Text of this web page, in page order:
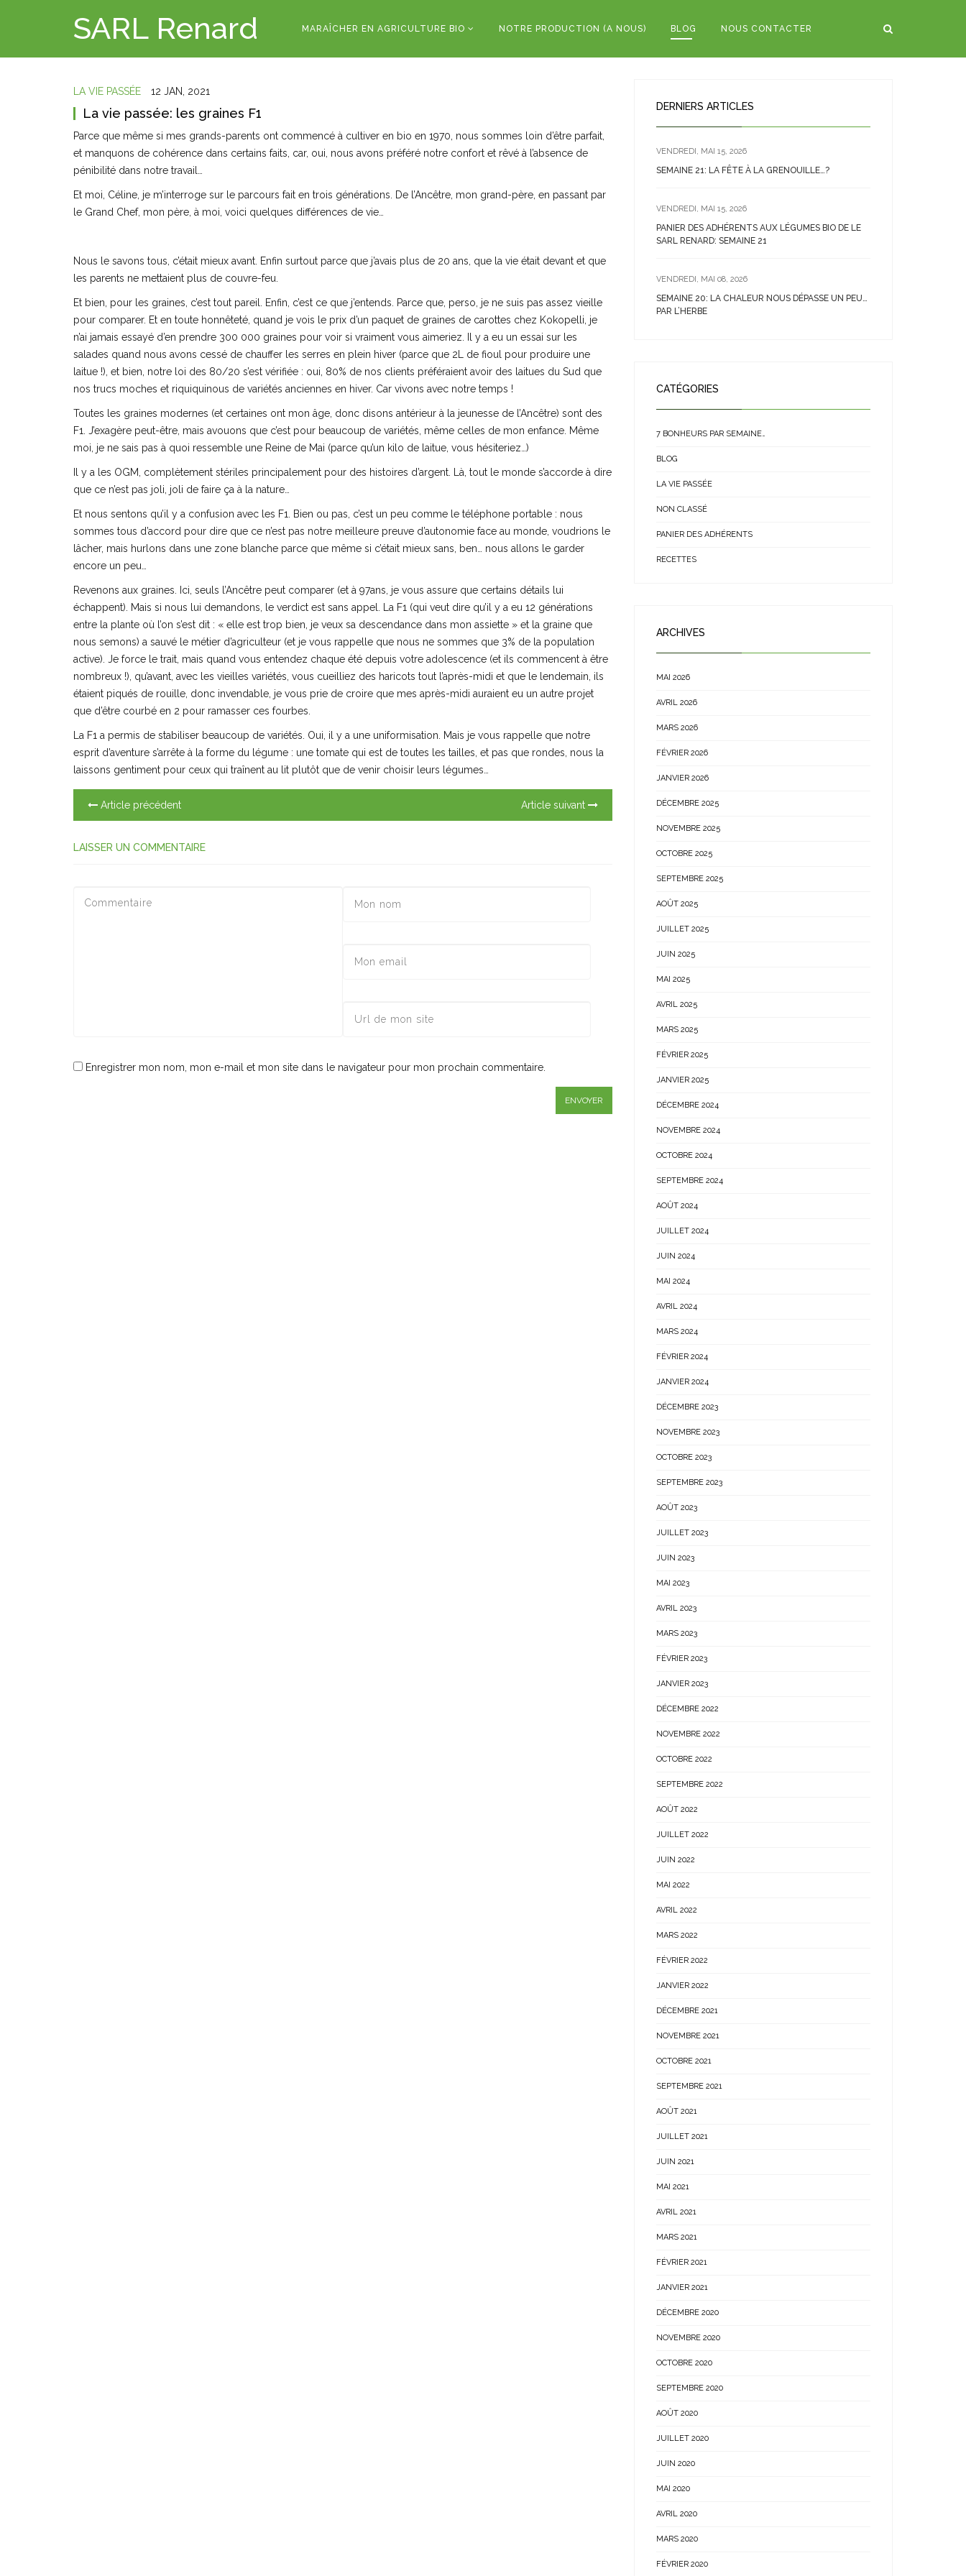
SARL Renard MARAÎCHER EN AGRICULTURE BIO NOTRE PRODUCTION (A NOUS) BLOG NOUS CONTACTER
LA VIE PASSÉE 12 JAN, 2021
La vie passée: les graines F1
Parce que même si mes grands-parents ont commencé à cultiver en bio en 1970, nous sommes loin d’être parfait,
et manquons de cohérence dans certains faits, car, oui, nous avons préféré notre confort et rêvé à l’absence de
pénibilité dans notre travail…
Et moi, Céline, je m’interroge sur le parcours fait en trois générations. De l’Ancêtre, mon grand-père, en passant par
le Grand Chef, mon père, à moi, voici quelques différences de vie…
Nous le savons tous, c’était mieux avant. Enfin surtout parce que j’avais plus de 20 ans, que la vie était devant et que
les parents ne mettaient plus de couvre-feu.
Et bien, pour les graines, c’est tout pareil. Enfin, c’est ce que j’entends. Parce que, perso, je ne suis pas assez vieille
pour comparer. Et en toute honnêteté, quand je vois le prix d’un paquet de graines de carottes chez Kokopelli, je
n’ai jamais essayé d’en prendre 300 000 graines pour voir si vraiment vous aimeriez. Il y a eu un essai sur les
salades quand nous avons cessé de chauffer les serres en plein hiver (parce que 2L de fioul pour produire une
laitue !), et bien, notre loi des 80/20 s’est vérifiée : oui, 80% de nos clients préféraient avoir des laitues du Sud que
nos trucs moches et riquiquinous de variétés anciennes en hiver. Car vivons avec notre temps !
Toutes les graines modernes (et certaines ont mon âge, donc disons antérieur à la jeunesse de l’Ancêtre) sont des
F1. J’exagère peut-être, mais avouons que c’est pour beaucoup de variétés, même celles de mon enfance. Même
moi, je ne sais pas à quoi ressemble une Reine de Mai (parce qu’un kilo de laitue, vous hésiteriez…)
Il y a les OGM, complètement stériles principalement pour des histoires d’argent. Là, tout le monde s’accorde à dire
que ce n’est pas joli, joli de faire ça à la nature…
Et nous sentons qu’il y a confusion avec les F1. Bien ou pas, c’est un peu comme le téléphone portable : nous
sommes tous d’accord pour dire que ce n’est pas notre meilleure preuve d’autonomie face au monde, voudrions le
lâcher, mais hurlons dans une zone blanche parce que même si c’était mieux sans, ben… nous allons le garder
encore un peu…
Revenons aux graines. Ici, seuls l’Ancêtre peut comparer (et à 97ans, je vous assure que certains détails lui
échappent). Mais si nous lui demandons, le verdict est sans appel. La F1 (qui veut dire qu’il y a eu 12 générations
entre la plante où l’on s’est dit : « elle est trop bien, je veux sa descendance dans mon assiette » et la graine que
nous semons) a sauvé le métier d’agriculteur (et je vous rappelle que nous ne sommes que 3% de la population
active). Je force le trait, mais quand vous entendez chaque été depuis votre adolescence (et ils commencent à être
nombreux !), qu’avant, avec les vieilles variétés, vous cueilliez des haricots tout l’après-midi et que le lendemain, ils
étaient piqués de rouille, donc invendable, je vous prie de croire que mes après-midi auraient eu un autre projet
que d’être courbé en 2 pour ramasser ces fourbes.
La F1 a permis de stabiliser beaucoup de variétés. Oui, il y a une uniformisation. Mais je vous rappelle que notre
esprit d’aventure s’arrête à la forme du légume : une tomate qui est de toutes les tailles, et pas que rondes, nous la
laissons gentiment pour ceux qui traînent au lit plutôt que de venir choisir leurs légumes…
Article précédent Article suivant
LAISSER UN COMMENTAIRE
Enregistrer mon nom, mon e-mail et mon site dans le navigateur pour mon prochain commentaire.
DERNIERS ARTICLES
VENDREDI, MAI 15, 2026
SEMAINE 21: LA FÊTE À LA GRENOUILLE…?
VENDREDI, MAI 15, 2026
PANIER DES ADHÉRENTS AUX LÉGUMES BIO DE LE
SARL RENARD: SEMAINE 21
VENDREDI, MAI 08, 2026
SEMAINE 20: LA CHALEUR NOUS DÉPASSE UN PEU…
PAR L’HERBE
CATÉGORIES
7 BONHEURS PAR SEMAINE…
BLOG
LA VIE PASSÉE
NON CLASSÉ
PANIER DES ADHÉRENTS
RECETTES
ARCHIVES
MAI 2026
AVRIL 2026
MARS 2026
FÉVRIER 2026
JANVIER 2026
DÉCEMBRE 2025
NOVEMBRE 2025
OCTOBRE 2025
SEPTEMBRE 2025
AOÛT 2025
JUILLET 2025
JUIN 2025
MAI 2025
AVRIL 2025
MARS 2025
FÉVRIER 2025
JANVIER 2025
DÉCEMBRE 2024
NOVEMBRE 2024
OCTOBRE 2024
SEPTEMBRE 2024
AOÛT 2024
JUILLET 2024
JUIN 2024
MAI 2024
AVRIL 2024
MARS 2024
FÉVRIER 2024
JANVIER 2024
DÉCEMBRE 2023
NOVEMBRE 2023
OCTOBRE 2023
SEPTEMBRE 2023
AOÛT 2023
JUILLET 2023
JUIN 2023
MAI 2023
AVRIL 2023
MARS 2023
FÉVRIER 2023
JANVIER 2023
DÉCEMBRE 2022
NOVEMBRE 2022
OCTOBRE 2022
SEPTEMBRE 2022
AOÛT 2022
JUILLET 2022
JUIN 2022
MAI 2022
AVRIL 2022
MARS 2022
FÉVRIER 2022
JANVIER 2022
DÉCEMBRE 2021
NOVEMBRE 2021
OCTOBRE 2021
SEPTEMBRE 2021
AOÛT 2021
JUILLET 2021
JUIN 2021
MAI 2021
AVRIL 2021
MARS 2021
FÉVRIER 2021
JANVIER 2021
DÉCEMBRE 2020
NOVEMBRE 2020
OCTOBRE 2020
SEPTEMBRE 2020
AOÛT 2020
JUILLET 2020
JUIN 2020
MAI 2020
AVRIL 2020
MARS 2020
FÉVRIER 2020